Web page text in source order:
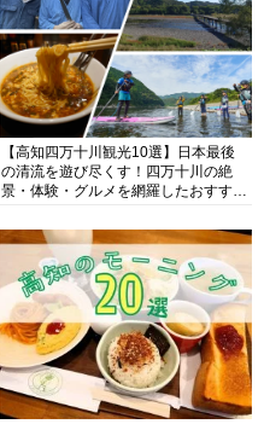
【高知四万十川観光10選】日本最後
の清流を遊び尽くす！四万十川の絶
景・体験・グルメを網羅したおすすめ